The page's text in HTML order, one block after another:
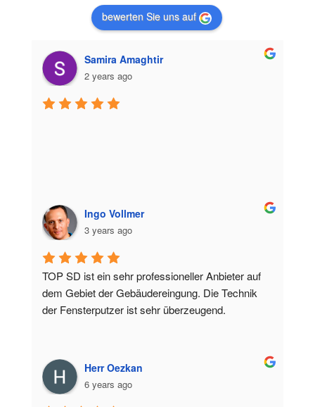
bewerten Sie uns auf
Samira Amaghtir
2 years ago
Ingo Vollmer
3 years ago
TOP SD ist ein sehr professioneller Anbieter auf
dem Gebiet der Gebäudereingung. Die Technik
der Fensterputzer ist sehr überzeugend.
Herr Oezkan
6 years ago